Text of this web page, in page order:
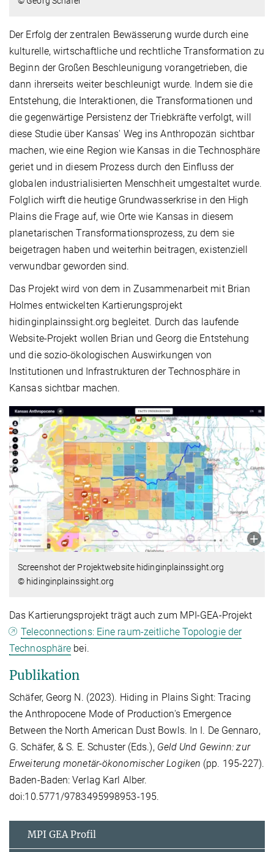
Der Erfolg der zentralen Bewässerung wurde durch eine
kulturelle, wirtschaftliche und rechtliche Transformation zu
Beginn der Großen Beschleunigung vorangetrieben, die
dann ihrerseits weiter beschleunigt wurde. Indem sie die
Entstehung, die Interaktionen, die Transformationen und
die gegenwärtige Persistenz der Triebkräfte verfolgt, will
diese Studie über Kansas' Weg ins Anthropozän sichtbar
machen, wie eine Region wie Kansas in die Technosphäre
geriet und in diesem Prozess durch den Einfluss der
globalen industrialisierten Menschheit umgestaltet wurde.
Folglich wirft die heutige Grundwasserkrise in den High
Plains die Frage auf, wie Orte wie Kansas in diesem
planetarischen Transformationsprozess, zu dem sie
beigetragen haben und weiterhin beitragen, existenziell
verwundbar geworden sind.
Das Projekt wird von dem in Zusammenarbeit mit Brian
Holmes entwickelten Kartierungsprojekt
hidinginplainssight.org begleitet. Durch das laufende
Website-Projekt wollen Brian und Georg die Entstehung
und die sozio-ökologischen Auswirkungen von
Institutionen und Infrastrukturen der Technosphäre in
Kansas sichtbar machen.
Screenshot der Projektwebsite hidinginplainssight.org
© hidinginplainssight.org
Das Kartierungsprojekt trägt auch zum MPI-GEA-Projekt
Teleconnections: Eine raum-zeitliche Topologie der
Technosphäre bei.
Publikation
Schäfer, Georg N. (2023). Hiding in Plains Sight: Tracing
the Anthropocene Mode of Production's Emergence
Between the North American Dust Bowls. In I. De Gennaro,
G. Schäfer, & S. E. Schuster (Eds.), Geld Und Gewinn: zur
Erweiterung monetär-ökonomischer Logiken (pp. 195-227).
Baden-Baden: Verlag Karl Alber.
doi:10.5771/9783495998953-195.
MPI GEA Profil